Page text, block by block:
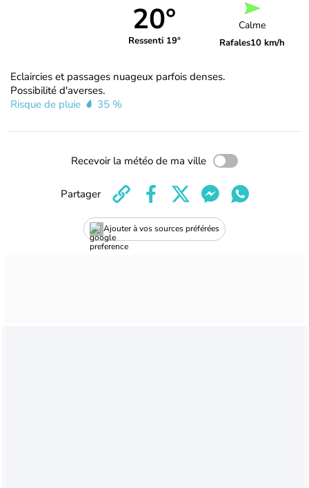
20°
Ressenti 19°
Calme
Rafales10 km/h
Eclaircies et passages nuageux parfois denses.
Possibilité d'averses.
Risque de pluie
35 %
Recevoir la météo de ma ville
Ajouter à vos sources préférées
Partager